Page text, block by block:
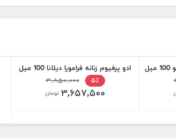
ادو پرفیوم زنانه فرامورا دیلانا 100 میل
۵٪
۳,۸۵۰,۰۰۰
۳,۶۵۷,۵۰۰ تومان